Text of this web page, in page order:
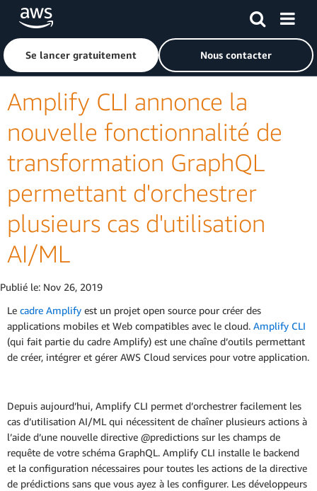
Passer au contenu principal
Cliquer ici pour revenir à la page d'accueil d'Amazon Web
Se lancer gratuitement Nous contacter
Amplify CLI annonce la
nouvelle fonctionnalité de
transformation GraphQL
permettant d'orchestrer
plusieurs cas d'utilisation
AI/ML
Publié le: Nov 26, 2019
Le cadre Amplify est un projet open source pour créer des
applications mobiles et Web compatibles avec le cloud. Amplify CLI
(qui fait partie du cadre Amplify) est une chaîne d’outils permettant
de créer, intégrer et gérer AWS Cloud services pour votre application.
Depuis aujourd’hui, Amplify CLI permet d’orchestrer facilement les
cas d’utilisation AI/ML qui nécessitent de chaîner plusieurs actions à
l’aide d’une nouvelle directive @predictions sur les champs de
requête de votre schéma GraphQL. Amplify CLI installe le backend
et la configuration nécessaires pour toutes les actions de la directive
de prédictions sans que vous ayez à les configurer. Les développeurs